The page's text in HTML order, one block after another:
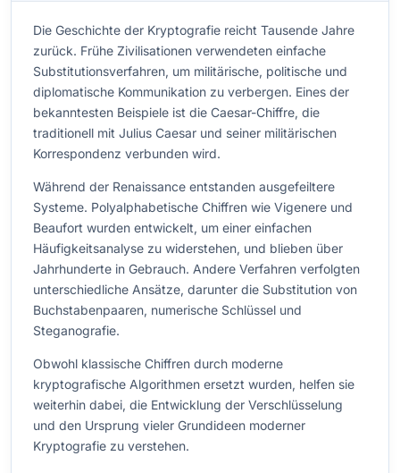
Die Geschichte der Kryptografie reicht Tausende Jahre
zurück. Frühe Zivilisationen verwendeten einfache
Substitutionsverfahren, um militärische, politische und
diplomatische Kommunikation zu verbergen. Eines der
bekanntesten Beispiele ist die Caesar-Chiffre, die
traditionell mit Julius Caesar und seiner militärischen
Korrespondenz verbunden wird.
Während der Renaissance entstanden ausgefeiltere
Systeme. Polyalphabetische Chiffren wie Vigenere und
Beaufort wurden entwickelt, um einer einfachen
Häufigkeitsanalyse zu widerstehen, und blieben über
Jahrhunderte in Gebrauch. Andere Verfahren verfolgten
unterschiedliche Ansätze, darunter die Substitution von
Buchstabenpaaren, numerische Schlüssel und
Steganografie.
Obwohl klassische Chiffren durch moderne
kryptografische Algorithmen ersetzt wurden, helfen sie
weiterhin dabei, die Entwicklung der Verschlüsselung
und den Ursprung vieler Grundideen moderner
Kryptografie zu verstehen.